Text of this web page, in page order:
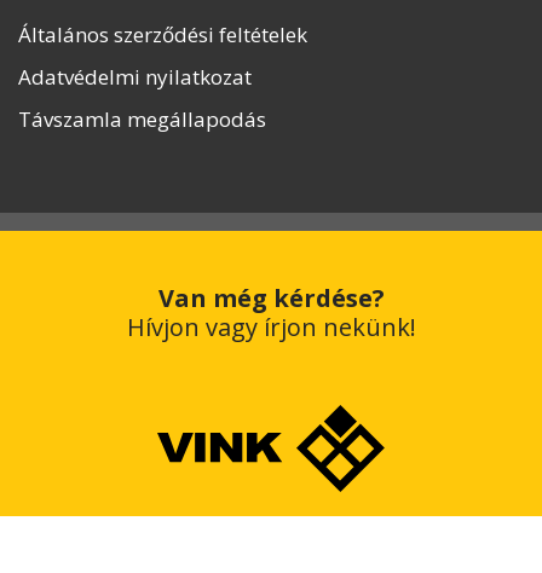
Általános szerződési feltételek
Adatvédelmi nyilatkozat
Távszamla megállapodás
Van még kérdése?
Hívjon vagy írjon nekünk!